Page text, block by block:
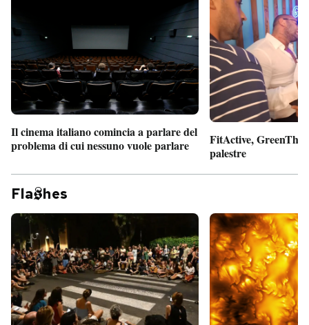
Il cinema italiano comincia a parlare del
problema di cui nessuno vuole parlare
FitActive,
palestre
Fla hes